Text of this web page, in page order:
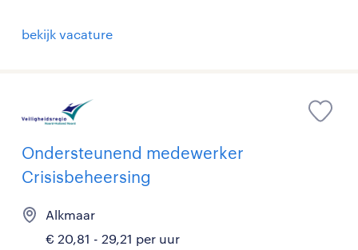
bekijk vacature
Ondersteunend medewerker
Crisisbeheersing
Alkmaar
€ 20,81 - 29,21 per uur